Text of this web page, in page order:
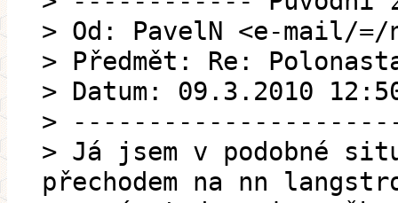
> Od: PavelN <e-mail/=/
> Předmět: Re:
> Datum: 09.3.2010
>
> Já jsem v podobné
přechodem na nn